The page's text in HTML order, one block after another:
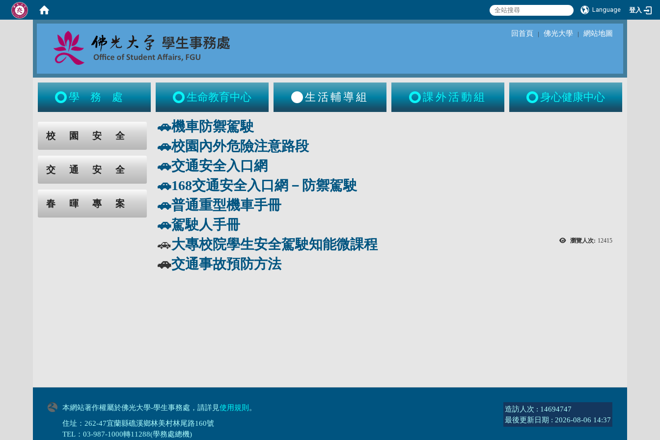
Language 登入
回首頁 ｜ 佛光大學 ｜ 網站地圖
學務處 生命教育中心 生活輔導組 課外活動組 身心健康中心
校園安全
交通安全
春暉專案
🚗機車防禦駕駛
🚗校園內外危險注意路段
🚗交通安全入口網
🚗168交通安全入口網－防禦駕駛
🚗普通重型機車手冊
🚗駕駛人手冊
瀏覽人次: 12415
🚗大專校院學生安全駕駛知能微課程
🚗交通事故預防方法
本網站著作權屬於佛光大學-學生事務處，請詳見使用規則 。
住址：262-47宜蘭縣礁溪鄉林美村林尾路160號
TEL：03-987-1000轉11288(學務處總機)
造訪人次 : 14694747
最後更新日期 : 2026-08-06 14:37